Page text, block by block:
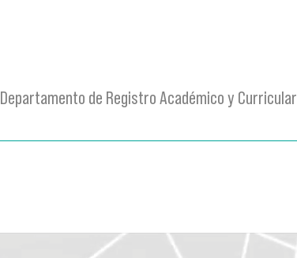
Departamento de Registro Académico y Curricular